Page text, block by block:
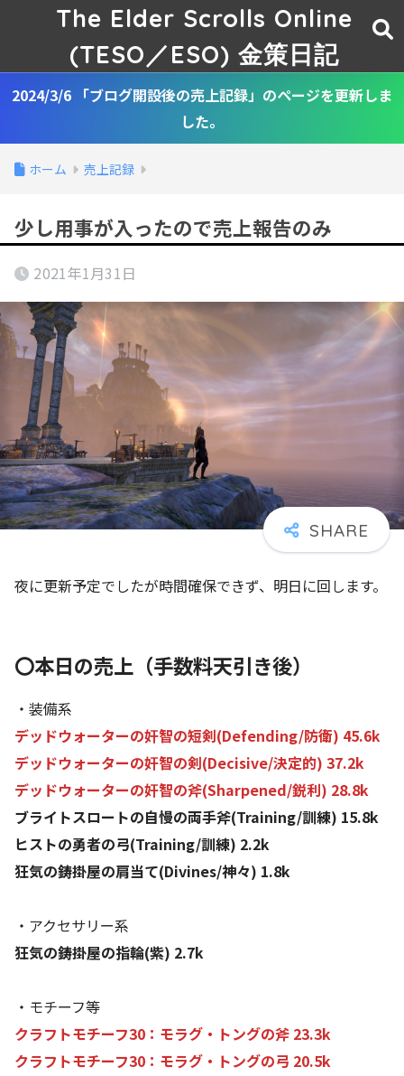
The Elder Scrolls Online
(TESO／ESO) 金策日記
2024/3/6 「ブログ開設後の売上記録」のページを更新しま
した。
ホーム 売上記録
少し用事が入ったので売上報告のみ
2021年1月31日
夜に更新予定でしたが時間確保できず、明日に回します。
〇本日の売上（手数料天引き後）
・装備系
デッドウォーターの奸智の短剣(Defending/防衛) 45.6k
デッドウォーターの奸智の剣(Decisive/決定的) 37.2k
デッドウォーターの奸智の斧(Sharpened/鋭利) 28.8k
ブライトスロートの自慢の両手斧(Training/訓練) 15.8k
ヒストの勇者の弓(Training/訓練) 2.2k
狂気の鋳掛屋の肩当て(Divines/神々) 1.8k
・アクセサリー系
狂気の鋳掛屋の指輪(紫) 2.7k
・モチーフ等
クラフトモチーフ30：モラグ・トングの斧 23.3k
クラフトモチーフ30：モラグ・トングの弓 20.5k